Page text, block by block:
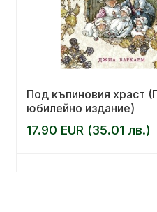
Под къпиновия храст
юбилейно издание)
17.90 EUR (35.01 лв.)